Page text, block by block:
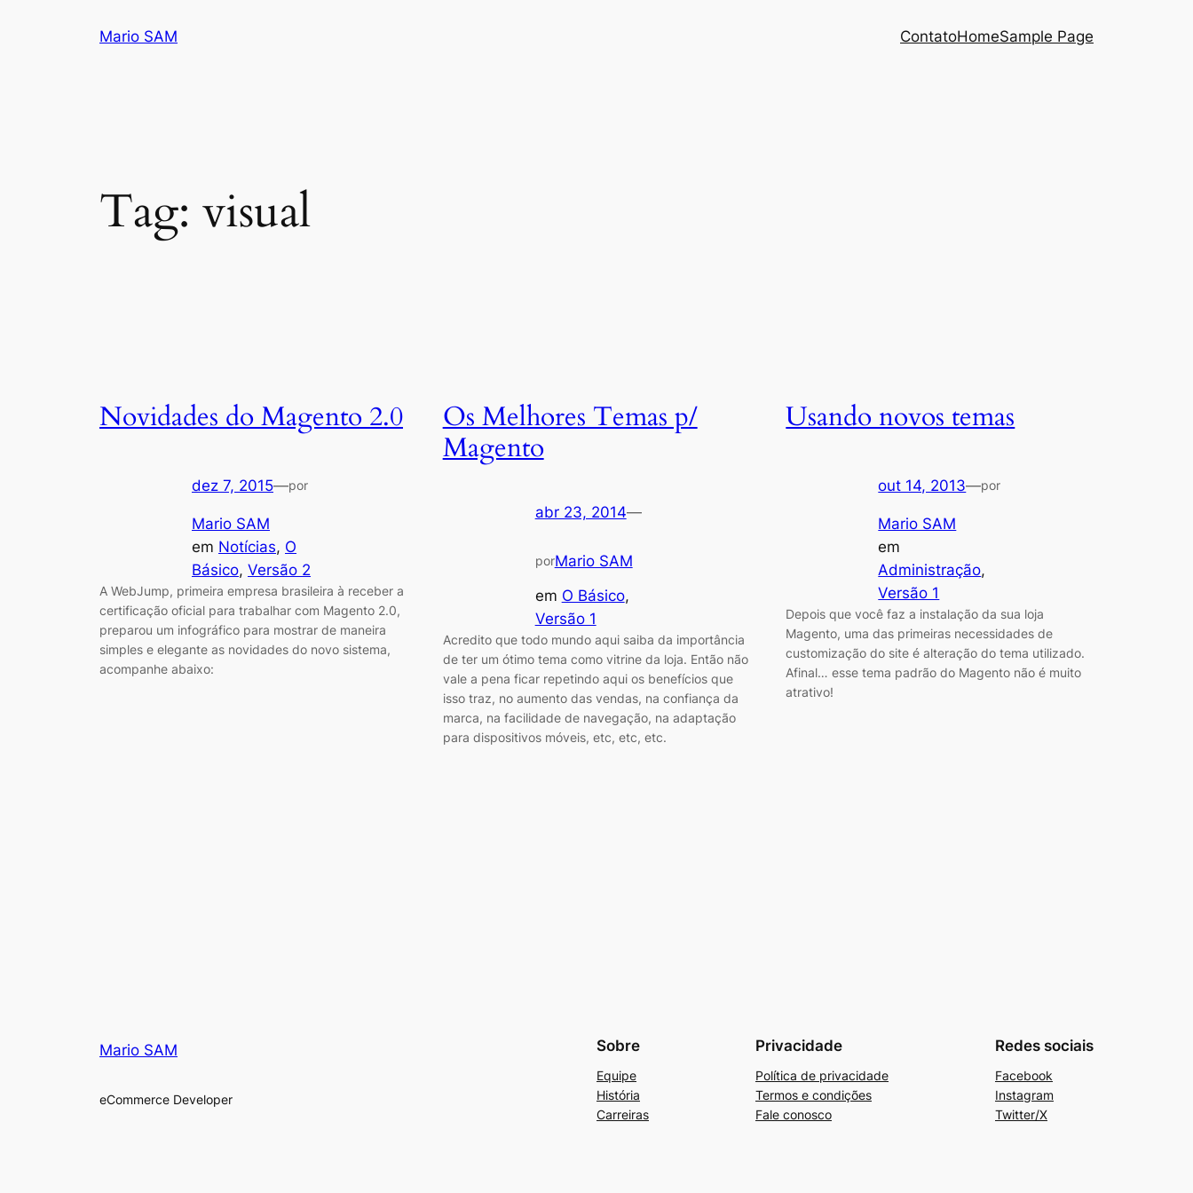
Mario SAM ContatoHomeSample Page
Tag: visual
Novidades do Magento 2.0
dez 7, 2015—por
Mario SAM
em Notícias, O
Básico, Versão 2
A WebJump, primeira empresa brasileira à receber a
certificação oficial para trabalhar com Magento 2.0,
preparou um infográfico para mostrar de maneira
simples e elegante as novidades do novo sistema,
acompanhe abaixo:
Os Melhores Temas p/
Magento
abr 23, 2014—
porMario SAM
em O Básico
Versão 1
Acredito que todo mundo aqui saiba da importância
de ter um ótimo tema como vitrine da loja. Então não
vale a pena ficar repetindo aqui os benefícios que
isso traz, no aumento das vendas, na confiança da
marca, na facilidade de navegação, na adaptação
para dispositivos móveis, etc, etc, etc.
Usando novos temas
out 14, 2013—por
Mario SAM
em
Administração
Versão 1
Depois que você faz a instalação da sua loja
Magento, uma das primeiras necessidades de
customização do site é alteração do tema utilizado.
Afinal… esse tema padrão do Magento não é muito
atrativo!
Mario SAM
eCommerce Developer
Sobre
Equipe
História
Carreiras
Privacidade
Política de privacidade
Termos e condições
Fale conosco
Redes sociais
Facebook
Instagram
Twitter/X